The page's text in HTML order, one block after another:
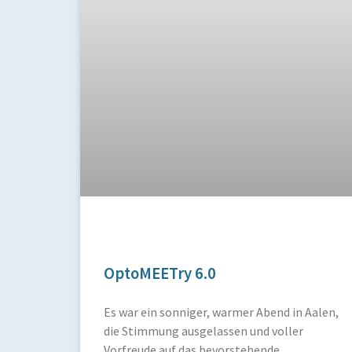
OptoMEETry 6.0
Es war ein sonniger, warmer Abend in Aalen,
die Stimmung ausgelassen und voller